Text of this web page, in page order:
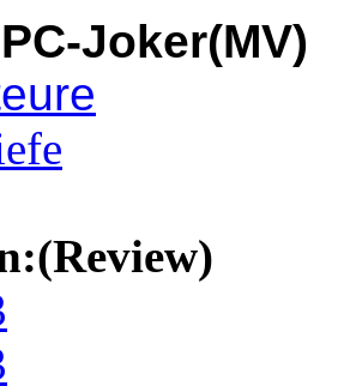
Joker(MV)